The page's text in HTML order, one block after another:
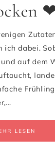
ich dabei.
auf dem
LESEN